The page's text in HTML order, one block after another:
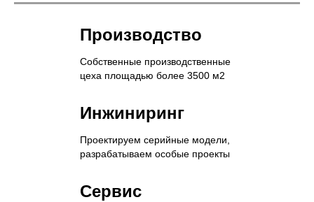
Производство
Собственные производственные
цеха площадью более 3500 м2
Инжиниринг
Проектируем серийные модели,
разрабатываем особые проекты
Сервис